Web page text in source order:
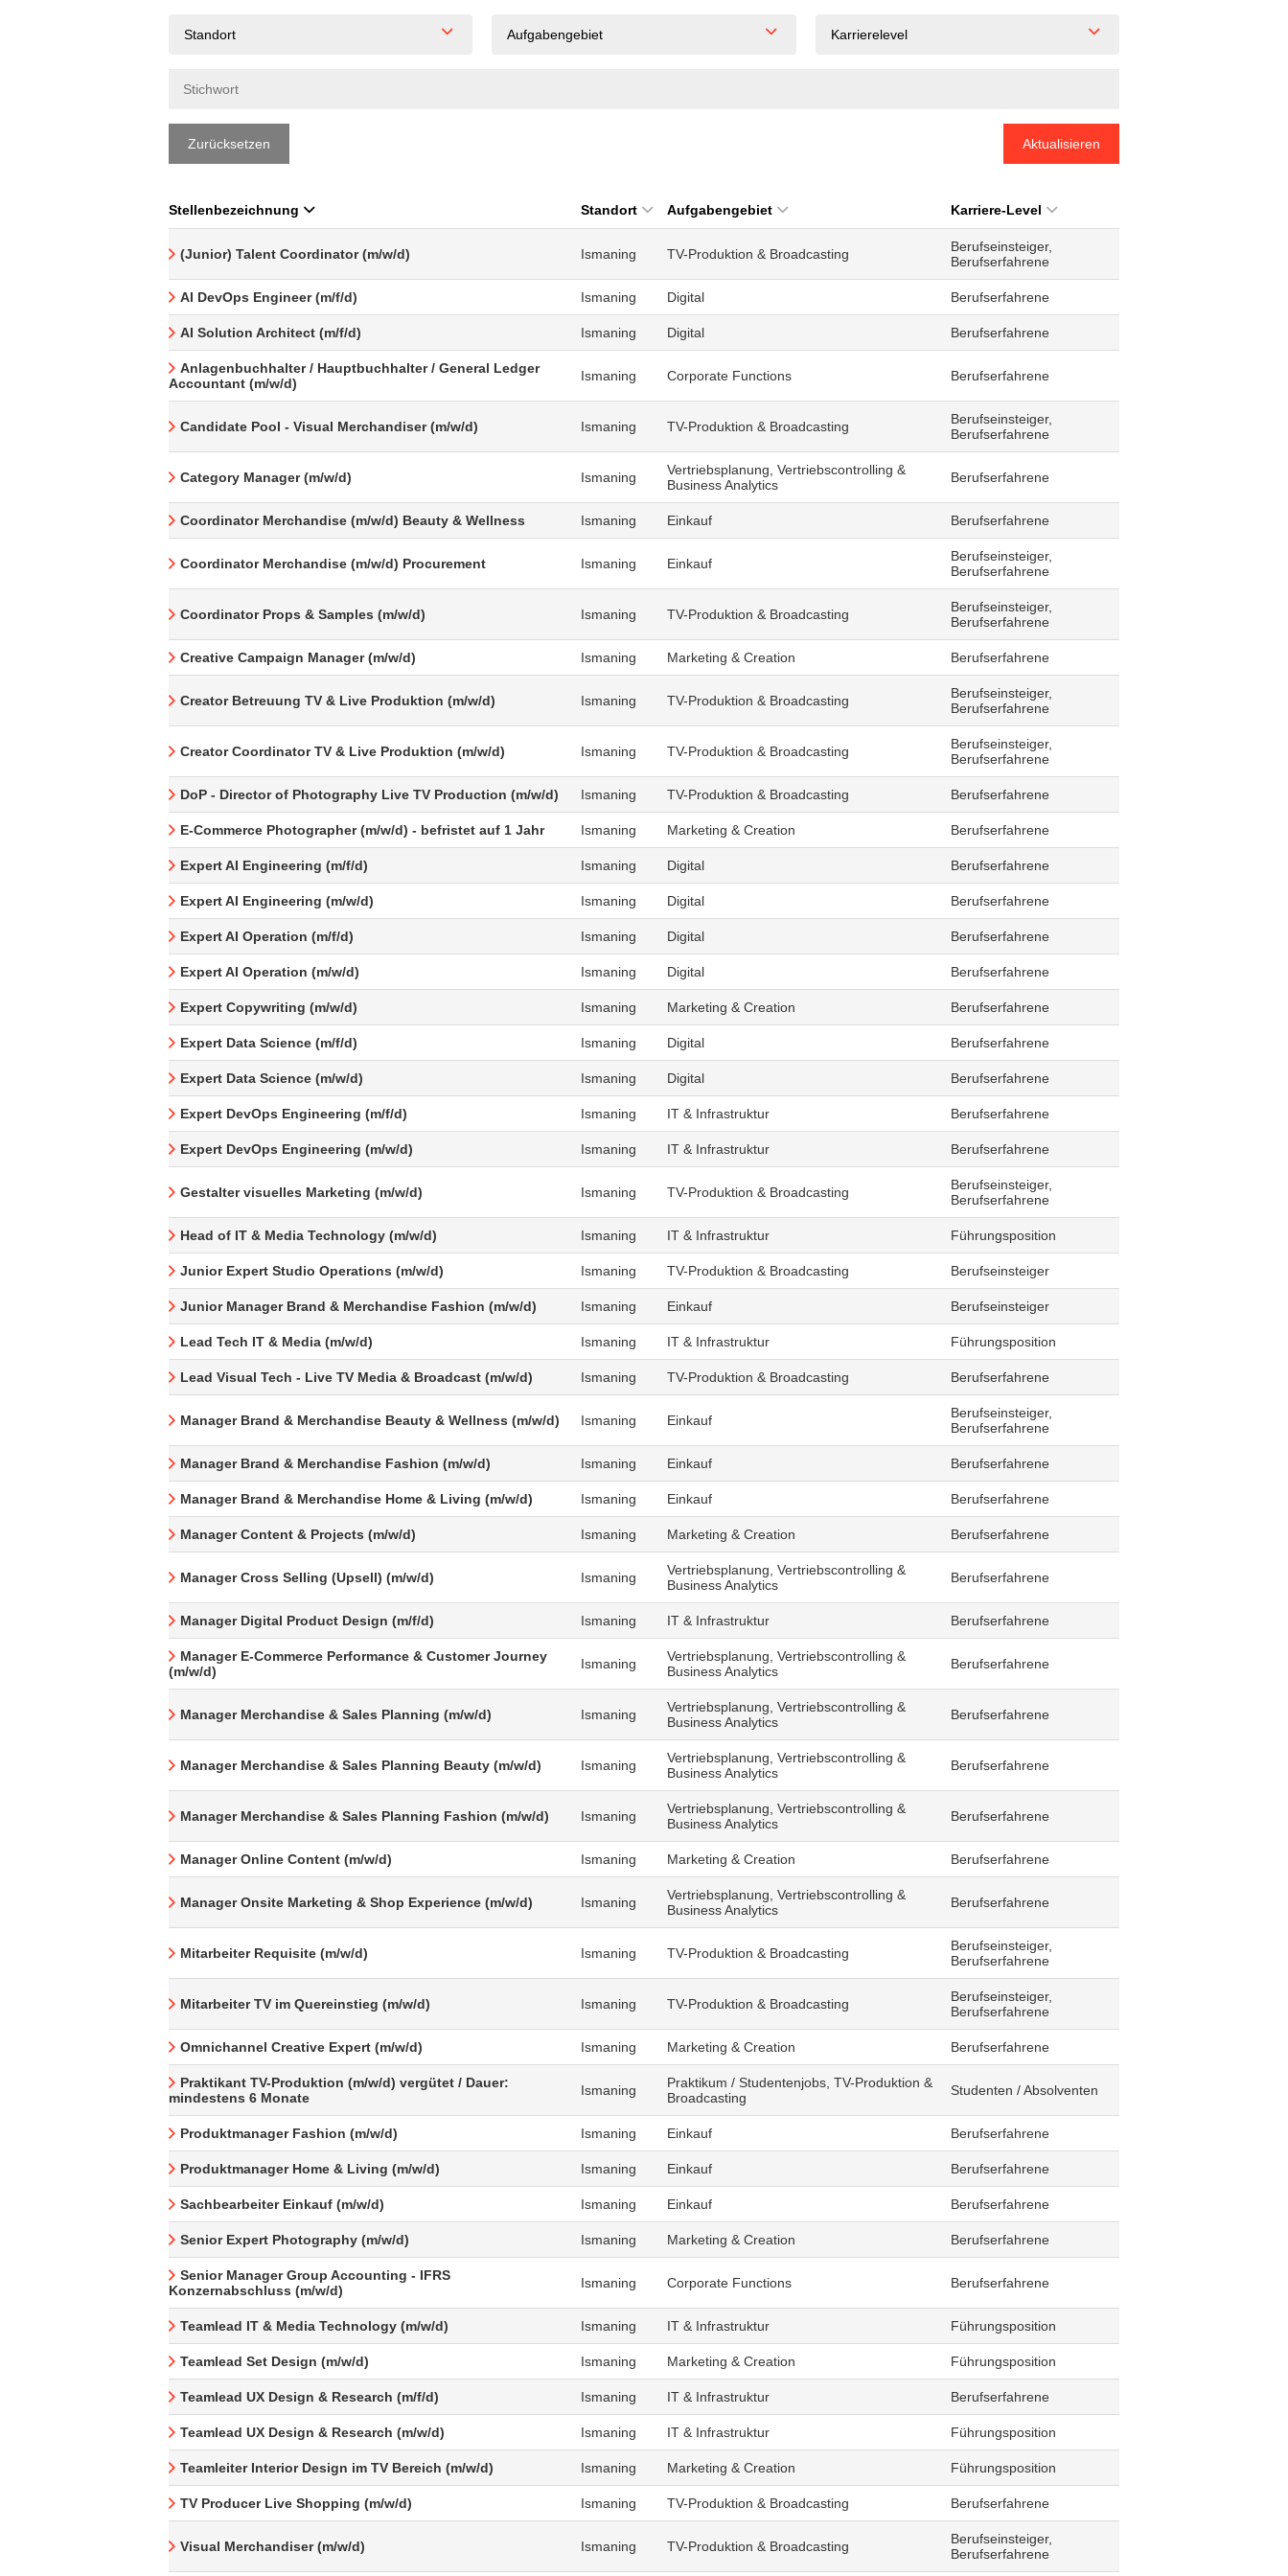
Standort Aufgabengebiet Karrierelevel
Zurücksetzen Aktualisieren
Stellenbezeichnung Standort Aufgabengebiet Karriere-Level
(Junior) Talent Coordinator (m/w/d) Ismaning TV-Produktion & Broadcasting
Berufseinsteiger,
Berufserfahrene
AI DevOps Engineer (m/f/d) Ismaning Digital Berufserfahrene
AI Solution Architect (m/f/d) Ismaning Digital Berufserfahrene
Anlagenbuchhalter / Hauptbuchhalter / General Ledger
Accountant (m/w/d)
Ismaning Corporate Functions Berufserfahrene
Candidate Pool - Visual Merchandiser (m/w/d) Ismaning TV-Produktion & Broadcasting
Berufseinsteiger,
Berufserfahrene
Category Manager (m/w/d) Ismaning
Vertriebsplanung, Vertriebscontrolling &
Business Analytics
Berufserfahrene
Coordinator Merchandise (m/w/d) Beauty & Wellness Ismaning Einkauf Berufserfahrene
Coordinator Merchandise (m/w/d) Procurement Ismaning Einkauf
Berufseinsteiger,
Berufserfahrene
Coordinator Props & Samples (m/w/d) Ismaning TV-Produktion & Broadcasting
Berufseinsteiger,
Berufserfahrene
Creative Campaign Manager (m/w/d) Ismaning Marketing & Creation Berufserfahrene
Creator Betreuung TV & Live Produktion (m/w/d) Ismaning TV-Produktion & Broadcasting
Berufseinsteiger,
Berufserfahrene
Creator Coordinator TV & Live Produktion (m/w/d) Ismaning TV-Produktion & Broadcasting
Berufseinsteiger,
Berufserfahrene
DoP - Director of Photography Live TV Production (m/w/d) Ismaning TV-Produktion & Broadcasting Berufserfahrene
E-Commerce Photographer (m/w/d) - befristet auf 1 Jahr Ismaning Marketing & Creation Berufserfahrene
Expert AI Engineering (m/f/d) Ismaning Digital Berufserfahrene
Expert AI Engineering (m/w/d) Ismaning Digital Berufserfahrene
Expert AI Operation (m/f/d) Ismaning Digital Berufserfahrene
Expert AI Operation (m/w/d) Ismaning Digital Berufserfahrene
Expert Copywriting (m/w/d) Ismaning Marketing & Creation Berufserfahrene
Expert Data Science (m/f/d) Ismaning Digital Berufserfahrene
Expert Data Science (m/w/d) Ismaning Digital Berufserfahrene
Expert DevOps Engineering (m/f/d) Ismaning IT & Infrastruktur Berufserfahrene
Expert DevOps Engineering (m/w/d) Ismaning IT & Infrastruktur Berufserfahrene
Gestalter visuelles Marketing (m/w/d) Ismaning TV-Produktion & Broadcasting
Berufseinsteiger,
Berufserfahrene
Head of IT & Media Technology (m/w/d) Ismaning IT & Infrastruktur Führungsposition
Junior Expert Studio Operations (m/w/d) Ismaning TV-Produktion & Broadcasting Berufseinsteiger
Junior Manager Brand & Merchandise Fashion (m/w/d) Ismaning Einkauf Berufseinsteiger
Lead Tech IT & Media (m/w/d) Ismaning IT & Infrastruktur Führungsposition
Lead Visual Tech - Live TV Media & Broadcast (m/w/d) Ismaning TV-Produktion & Broadcasting Berufserfahrene
Manager Brand & Merchandise Beauty & Wellness (m/w/d) Ismaning Einkauf
Berufseinsteiger,
Berufserfahrene
Manager Brand & Merchandise Fashion (m/w/d) Ismaning Einkauf Berufserfahrene
Manager Brand & Merchandise Home & Living (m/w/d) Ismaning Einkauf Berufserfahrene
Manager Content & Projects (m/w/d) Ismaning Marketing & Creation Berufserfahrene
Manager Cross Selling (Upsell) (m/w/d) Ismaning
Vertriebsplanung, Vertriebscontrolling &
Business Analytics
Berufserfahrene
Manager Digital Product Design (m/f/d) Ismaning IT & Infrastruktur Berufserfahrene
Manager E-Commerce Performance & Customer Journey
(m/w/d)
Ismaning
Vertriebsplanung, Vertriebscontrolling &
Business Analytics
Berufserfahrene
Manager Merchandise & Sales Planning (m/w/d) Ismaning
Vertriebsplanung, Vertriebscontrolling &
Business Analytics
Berufserfahrene
Manager Merchandise & Sales Planning Beauty (m/w/d) Ismaning
Vertriebsplanung, Vertriebscontrolling &
Business Analytics
Berufserfahrene
Manager Merchandise & Sales Planning Fashion (m/w/d) Ismaning
Vertriebsplanung, Vertriebscontrolling &
Business Analytics
Berufserfahrene
Manager Online Content (m/w/d) Ismaning Marketing & Creation Berufserfahrene
Manager Onsite Marketing & Shop Experience (m/w/d) Ismaning
Vertriebsplanung, Vertriebscontrolling &
Business Analytics
Berufserfahrene
Mitarbeiter Requisite (m/w/d) Ismaning TV-Produktion & Broadcasting
Berufseinsteiger,
Berufserfahrene
Mitarbeiter TV im Quereinstieg (m/w/d) Ismaning TV-Produktion & Broadcasting
Berufseinsteiger,
Berufserfahrene
Omnichannel Creative Expert (m/w/d) Ismaning Marketing & Creation Berufserfahrene
Praktikant TV-Produktion (m/w/d) vergütet / Dauer:
mindestens 6 Monate
Ismaning
Praktikum / Studentenjobs, TV-Produktion &
Broadcasting
Studenten / Absolventen
Produktmanager Fashion (m/w/d) Ismaning Einkauf Berufserfahrene
Produktmanager Home & Living (m/w/d) Ismaning Einkauf Berufserfahrene
Sachbearbeiter Einkauf (m/w/d) Ismaning Einkauf Berufserfahrene
Senior Expert Photography (m/w/d) Ismaning Marketing & Creation Berufserfahrene
Senior Manager Group Accounting - IFRS
Konzernabschluss (m/w/d)
Ismaning Corporate Functions Berufserfahrene
Teamlead IT & Media Technology (m/w/d) Ismaning IT & Infrastruktur Führungsposition
Teamlead Set Design (m/w/d) Ismaning Marketing & Creation Führungsposition
Teamlead UX Design & Research (m/f/d) Ismaning IT & Infrastruktur Berufserfahrene
Teamlead UX Design & Research (m/w/d) Ismaning IT & Infrastruktur Führungsposition
Teamleiter Interior Design im TV Bereich (m/w/d) Ismaning Marketing & Creation Führungsposition
TV Producer Live Shopping (m/w/d) Ismaning TV-Produktion & Broadcasting Berufserfahrene
Visual Merchandiser (m/w/d) Ismaning TV-Produktion & Broadcasting
Berufseinsteiger,
Berufserfahrene